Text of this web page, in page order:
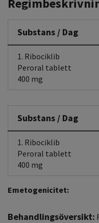
Substans / Dag
1. Ribociklib
Peroral tablett
400 mg
Substans / Dag
1. Ribociklib
Peroral tablett
400 mg
Emetogenicitet:
Behandlingsöversikt: